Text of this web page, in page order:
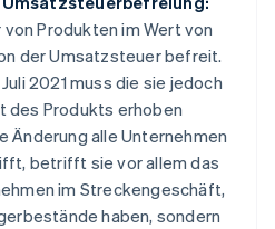
von Produkten im Wert von
der Umsatzsteuer befreit.
2021 muss die sie jedoch
des Produkts erhoben
Änderung alle Unternehmen
betrifft sie vor allem das
im Streckengeschäft,
haben, sondern